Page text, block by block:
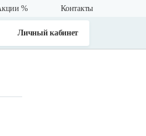
% Контакты
Личный кабинет